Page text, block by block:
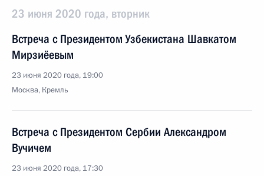
23 июня 2020 года, вторник
Встреча с Президентом Узбекистана Шавкатом
Мирзиёевым
23 июня 2020 года, 19:00
Москва, Кремль
Встреча с Президентом Сербии Александром
Вучичем
23 июня 2020 года, 17:30